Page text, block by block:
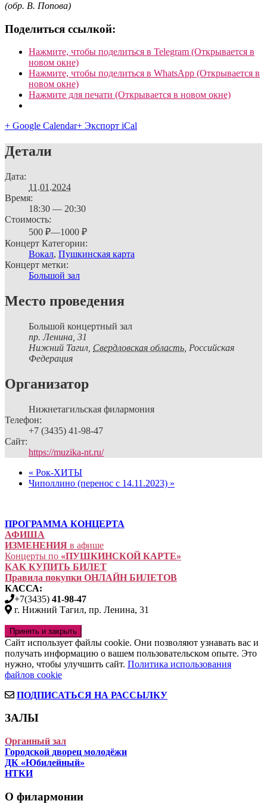
(обр. В. Попова)
Поделиться ссылкой:
Нажмите, чтобы поделиться в Telegram (Открывается в
новом окне)
Нажмите, чтобы поделиться в WhatsApp (Открывается в
новом окне)
Нажмите для печати (Открывается в новом окне)
+ Google Calendar+ Экспорт iCal
Детали
Дата:
11.01.2024
Время:
18:30 — 20:30
Стоимость:
500 ₽—1000 ₽
Концерт Категории:
Вокал, Пушкинская карта
Концерт метки:
Большой зал
Место проведения
Большой концертный зал
пр. Ленина, 31
Нижний Тагил Свердловская область, Российская
Федерация
Организатор
Нижнетагильская филармония
Телефон:
+7 (3435) 41-98-47
Сайт:
https://muzika-nt.ru/
« Рок-ХИТЫ
Чиполлино (перенос с 14.11.2023) »
ПРОГРАММА КОНЦЕРТА
АФИША
ИЗМЕНЕНИЯ в афише
Концерты по «ПУШКИНСКОЙ КАРТЕ»
КАК КУПИТЬ БИЛЕТ
Правила покупки ОНЛАЙН БИЛЕТОВ
КАССА:
+7(3435) 41-98-47
г. Нижний Тагил, пр. Ленина, 31
Сайт использует файлы cookie. Они позволяют узнавать вас и
получать информацию о вашем пользовательском опыте. Это
нужно, чтобы улучшить сайт. Политика использования
файлов cookie
ПОДПИСАТЬСЯ НА РАССЫЛКУ
ЗАЛЫ
Органный зал
Городской дворец молодёжи
ДК «Юбилейный»
НТКИ
О филармонии